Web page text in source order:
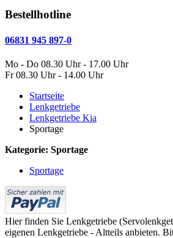
Bestellhotline
06831 945 897-0
Mo - Do 08.30 Uhr - 17.00 Uhr
Fr 08.30 Uhr - 14.00 Uhr
Startseite
Lenkgetriebe
Lenkgetriebe Kia
Sportage
Kategorie: Sportage
Sportage
Hier finden Sie Lenkgetriebe
eigenen Lenkgetriebe - Altteils anbieten.